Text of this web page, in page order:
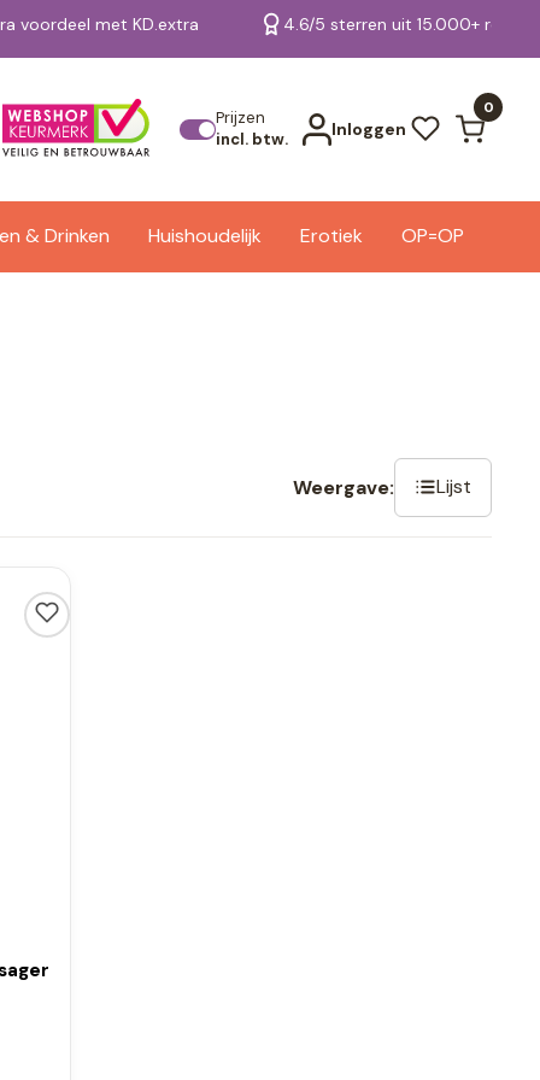
voordeel met KD.extra 4.6/5 sterren uit 15.000+
Prijzen
incl. btw.
Inloggen
0
& Drinken Huishoudelijk Erotiek OP=OP
Bekijk alle resultaten
Weergave: Lijst